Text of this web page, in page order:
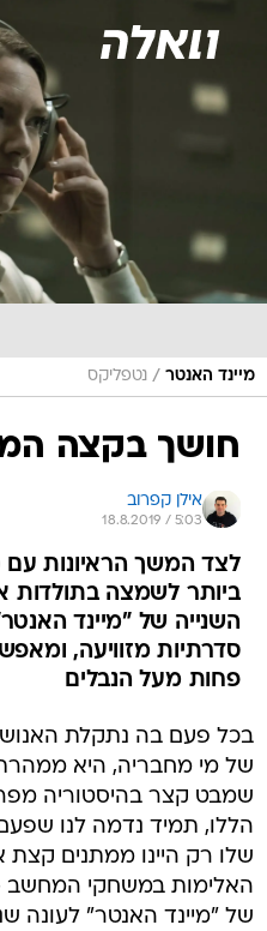
מיינד האנטר / נטפליקס
חושך בקצה
אילן קפרוב
18.8.2019 / 5:03
לצד המשך הראיונות עם
ביותר לשמצה בתולדות
השנייה של "מיינד
סדרתיות מזוויעה,
פחות מעל הנבלים
בכל פעם בה נתקלת
של מי מחבריה, היא
שמבט קצר בהיסטוריה
הללו, תמיד נדמה לנו שפעם
שלו רק היינו ממתנים
האלימות במשחקי המחשב
של "מיינד האנטר" לעונה